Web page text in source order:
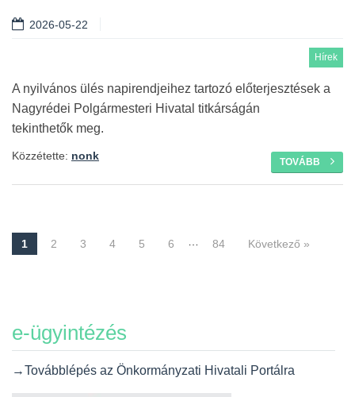
2026-05-22
Hírek
A nyilvános ülés napirendjeihez tartozó előterjesztések a
Nagyrédei Polgármesteri Hivatal titkárságán
tekinthetők meg.
TOVÁBB
Közzétette: nonk
Navigáció
1 2 3 4 5 6 84 Következő »
e-ügyintézés
→Továbblépés az Önkormányzati Hivatali Portálra